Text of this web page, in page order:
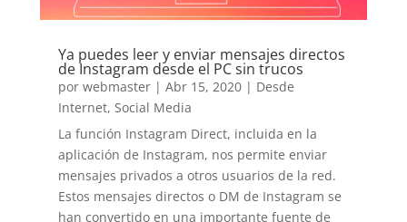
Ya puedes leer y enviar mensajes directos
de Instagram desde el PC sin trucos
por webmaster| Abr 15, 2020| Desde
Internet, Social Media
La función Instagram Direct, incluida en la
aplicación de Instagram, nos permite enviar
mensajes privados a otros usuarios de la red.
Estos mensajes directos o DM de Instagram se
han convertido en una importante fuente de